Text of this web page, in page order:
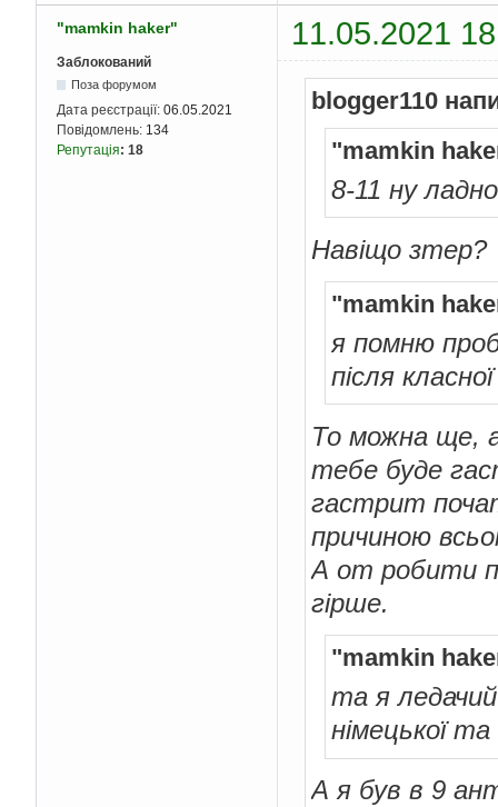
"mamkin haker" 11.05.2021
Заблокований
Поза форумом
Дата реєстрації: 06.05.2021
Повідомлень: 134
Репутація: 18
blogger110
"mamkin
8-11 ну ладно
Навіщо зтер?
"mamkin
я помню
після
То можна ще,
тебе буде
гастрит
причиною
А от робити
гірше.
"mamkin
та я ледачий
німецької
А я був в 9